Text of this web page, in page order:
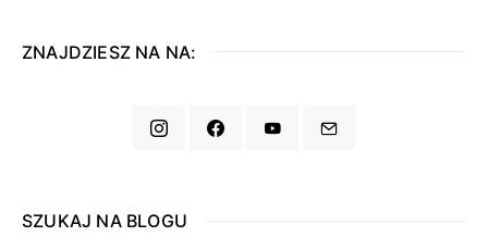
ZNAJDZIESZ NA NA:
SZUKAJ NA BLOGU